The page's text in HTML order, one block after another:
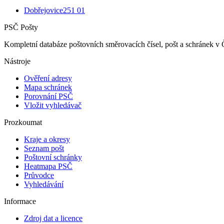
Dobřejovice251 01
PSČ Pošty
Kompletní databáze poštovních směrovacích čísel, pošt a schránek v
Nástroje
Ověření adresy
Mapa schránek
Porovnání PSČ
Vložit vyhledávač
Prozkoumat
Kraje a okresy
Seznam pošt
Poštovní schránky
Heatmapa PSČ
Průvodce
Vyhledávání
Informace
Zdroj dat a licence